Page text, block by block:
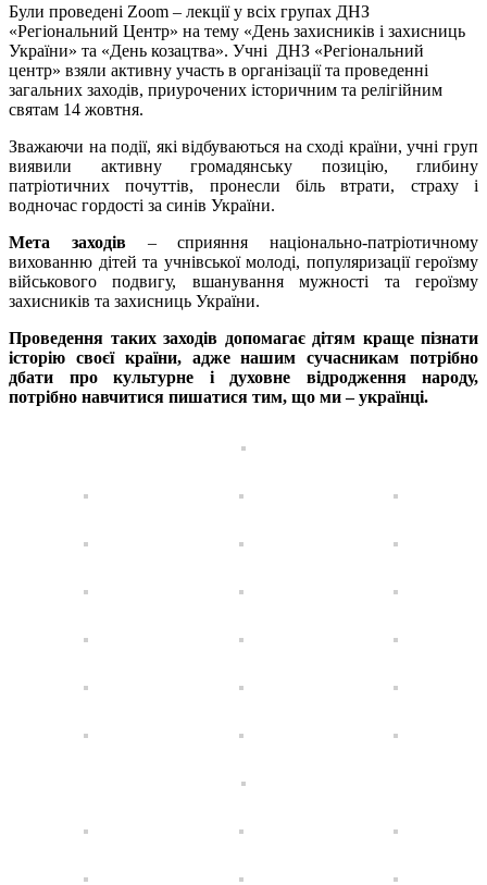
Були проведені Zoom – лекції у всіх групах ДНЗ
«Регіональний Центр» на тему «День захисників і захисниць
України» та «День козацтва». Учні ДНЗ «Регіональний
центр» взяли активну участь в організації та проведенні
загальних заходів, приурочених історичним та релігійним
святам 14 жовтня.
Зважаючи на події, які відбуваються на сході країни, учні груп
виявили активну громадянську позицію, глибину
патріотичних почуттів, пронесли біль втрати, страху і
водночас гордості за синів України.
Мета
заходів– сприяння національно-патріотичному
вихованню дітей та учнівської молоді, популяризації героїзму
військового подвигу, вшанування мужності та героїзму
захисників та захисниць України.
Проведення таких заходів допомагає дітям краще пізнати
історію своєї країни, адже нашим сучасникам потрібно
дбати про культурне і духовне відродження народу,
потрібно навчитися пишатися тим, що ми – українці.